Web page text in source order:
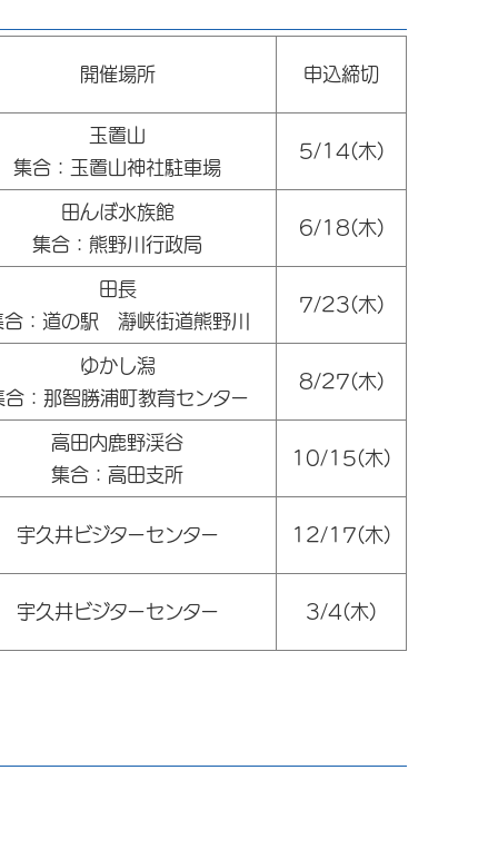
開催場所 申込締切
玉置山
集合：玉置山神社駐車場
5/14(木)
田んぼ水族館
集合：熊野川行政局
6/18(木)
田長
合：道の駅 瀞峡街道熊野川
7/23(木)
ゆかし潟
合：那智勝浦町教育センター
8/27(木)
高田内鹿野渓谷
集合：高田支所
10/15(木)
宇久井ビジターセンター 12/17(木)
宇久井ビジターセンター 3/4(木)